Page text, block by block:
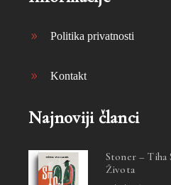
Politika privatnosti
Kontakt
Najnoviji članci
Stoner – Tiha
Života